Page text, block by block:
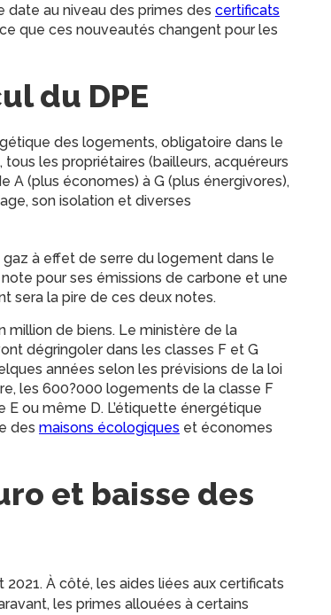
au niveau des primes des certificats
que ces nouveautés changent pour les
du DPE
des logements, obligatoire dans le
les propriétaires (bailleurs, acquéreurs
A (plus économes) à G (plus énergivores),
son isolation et diverses
gaz à effet de serre du logement dans le
pour ses émissions de carbone et une
sera la pire de ces deux notes.
million de biens. Le ministère de la
dégringoler dans les classes F et G
années selon les prévisions de la loi
les 600?000 logements de la classe F
E ou même D. L’étiquette énergétique
des maisons écologiques et économes
et baisse des
2021. À côté, les aides liées aux certificats
les primes allouées à certains